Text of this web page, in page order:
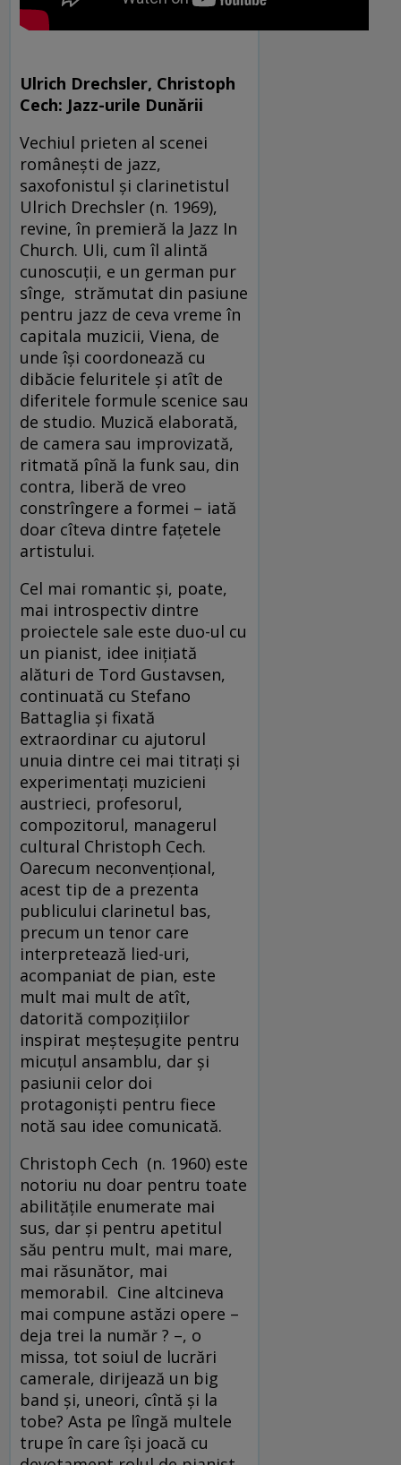
Ulrich Drechsler, Christoph
Cech: Jazz-urile Dunării
Vechiul prieten al scenei
româneşti de jazz,
saxofonistul şi clarinetistul
Ulrich Drechsler (n. 1969),
revine, în premieră la Jazz In
Church. Uli, cum îl alintă
cunoscuţii, e un german pur
sînge, strămutat din pasiune
pentru jazz de ceva vreme în
capitala muzicii, Viena, de
unde îşi coordonează cu
dibăcie feluritele şi atît de
diferitele formule scenice sau
de studio. Muzică elaborată,
de camera sau improvizată,
ritmată pînă la funk sau, din
contra, liberă de vreo
constrîngere a formei – iată
doar cîteva dintre faţetele
artistului.
Cel mai romantic şi, poate,
mai introspectiv dintre
proiectele sale este duo-ul cu
un pianist, idee iniţiată
alături de Tord Gustavsen,
continuată cu Stefano
Battaglia şi fixată
extraordinar cu ajutorul
unuia dintre cei mai titraţi şi
experimentaţi muzicieni
austrieci, profesorul,
compozitorul, managerul
cultural Christoph Cech.
Oarecum neconvenţional,
acest tip de a prezenta
publicului clarinetul bas,
precum un tenor care
interpretează lied-uri,
acompaniat de pian, este
mult mai mult de atît,
datorită compoziţiilor
inspirat meşteşugite pentru
micuţul ansamblu, dar şi
pasiunii celor doi
protagonişti pentru fiece
notă sau idee comunicată.
Christoph Cech (n. 1960) este
notoriu nu doar pentru toate
abilităţile enumerate mai
sus, dar şi pentru apetitul
său pentru mult, mai mare,
mai răsunător, mai
memorabil. Cine altcineva
mai compune astăzi opere –
deja trei la număr ? –, o
missa, tot soiul de lucrări
camerale, dirijează un big
band şi, uneori, cîntă şi la
tobe? Asta pe lîngă multele
trupe în care îşi joacă cu